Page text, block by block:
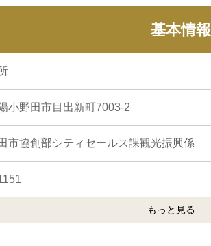
基本情報
小野田市目出新町7003-2
市協創部シティセールス課観光振興係
もっと見る